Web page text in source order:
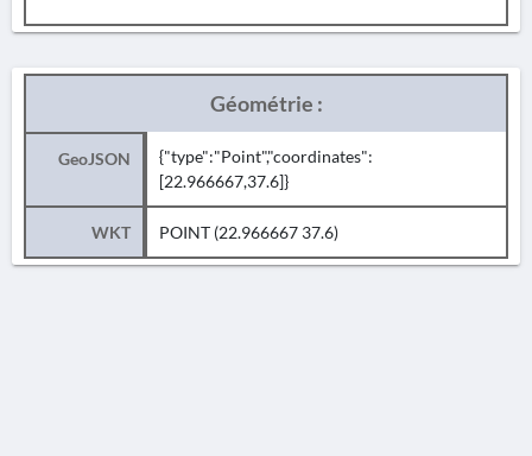
Géométrie :
GeoJSON
{"type":"Point","coordinates":
[22.966667,37.6]}
WKT POINT (22.966667 37.6)